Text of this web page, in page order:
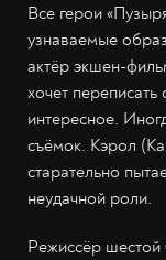
Все герои
узнаваемые
актёр экшен-
хочет
интересное.
съёмок. Кэрол
старательно
неудачной роли.
Режиссёр